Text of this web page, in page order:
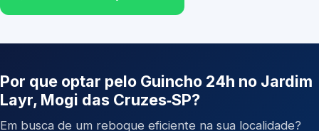
Por que optar pelo Guincho 24h no Jardim
Layr, Mogi das Cruzes‑SP?
Em busca de um reboque eficiente na sua localidade?